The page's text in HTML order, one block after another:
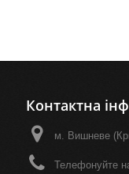
Контактна
м. Вишневе
Телефонуйте